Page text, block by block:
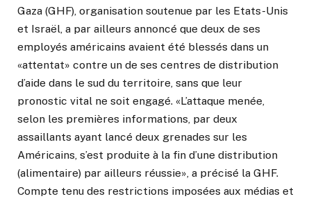
Gaza (GHF), organisation soutenue par les Etats-Unis
et Israël, a par ailleurs annoncé que deux de ses
employés américains avaient été blessés dans un
«attentat» contre un de ses centres de distribution
d’aide dans le sud du territoire, sans que leur
pronostic vital ne soit engagé. «L’attaque menée,
selon les premières informations, par deux
assaillants ayant lancé deux grenades sur les
Américains, s’est produite à la fin d’une distribution
(alimentaire) par ailleurs réussie», a précisé la GHF.
Compte tenu des restrictions imposées aux médias et